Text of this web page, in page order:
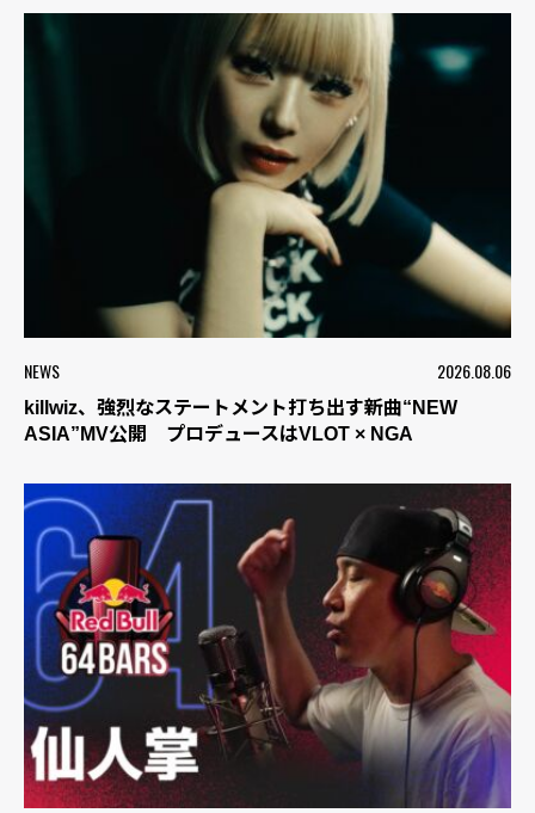
NEWS 2026.08.06
killwiz、強烈なステートメント打ち出す新曲“NEW
ASIA”MV公開 プロデュースはVLOT × NGA